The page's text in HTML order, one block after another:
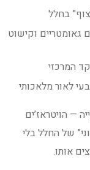
בחלל
וקישוט
המרכזי
לאור מלאכותי
— הויטראז’ים
של החלל בלי
אותו.